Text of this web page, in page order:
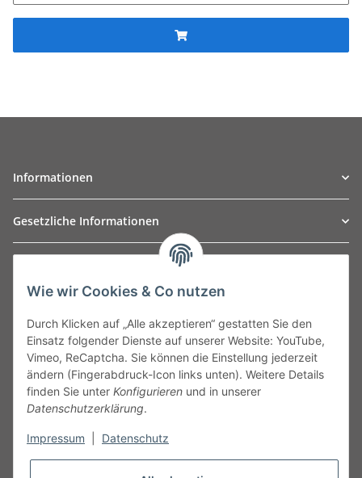
Informationen
Gesetzliche Informationen
Leibnizstraße 2a
Germany
Phone:+49 40 5287270
Fax:+49 40 5281050
Email:sales@tow-automotive.de
Wie wir Cookies & Co nutzen
Durch Klicken auf „Alle akzeptieren“ gestatten Sie den
Einsatz folgender Dienste auf unserer Website: YouTube,
Vimeo, ReCaptcha. Sie können die Einstellung jederzeit
ändern (Fingerabdruck-Icon links unten). Weitere Details
finden Sie unter Konfigurieren und in unserer
Datenschutzerklärung.
Impressum Datenschutz